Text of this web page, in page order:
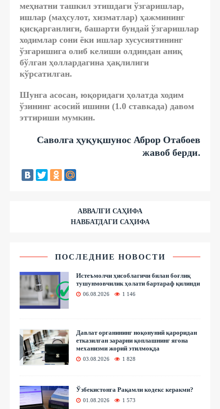
меҳнатни ташкил этишдаги ўзгаришлар,
ишлар (маҳсулот, хизматлар) ҳажмининг
қисқарганлиги, башарти бундай ўзгаришлар
ходимлар сони ёки ишлар хусусиятининг
ўзгаришига олиб келиши олдиндан аниқ
бўлган ҳоллардагина ҳақлилиги
кўрсатилган.
Шунга асосан, юқоридаги ҳолатда ходим
ўзининг асосий ишини (1.0 ставкада) давом
эттириши мумкин.
Саволга ҳуқуқшунос Аброр Отабоев
жавоб берди.
АВВАЛГИ САҲИФА
НАВБАТДАГИ САҲИФА
ПОСЛЕДНИЕ НОВОСТИ
Истеъмолчи ҳисоблагичи билан боғлиқ
тушунмовчилик ҳолати бартараф қилинди
06.08.2026 1 146
Давлат органининг ноқонуний қароридан
етказилган зарарни қоплашнинг ягона
механизми жорий этилмоқда
03.08.2026 1 828
Ўзбекистонга Рақамли кодекс керакми?
01.08.2026 1 573